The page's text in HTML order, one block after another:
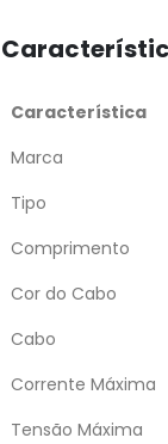
Característica
Marca
Tipo
Comprimento
Cor do Cabo
Cabo
Corrente Máxima
Tensão Máxima